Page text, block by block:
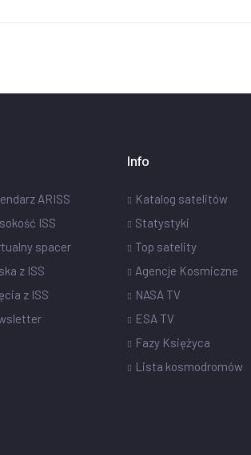
ARISS
ISS
spacer
z ISS
z ISS
Info
Katalog satelitów
Statystyki
Top satelity
Agencje Kosmiczne
NASA TV
ESA TV
Fazy Księżyca
Lista kosmodromów